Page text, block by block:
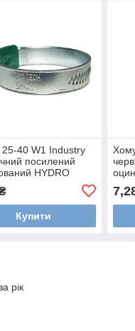
40 W1 Industry
посилений
HYDRO
Купити
рік